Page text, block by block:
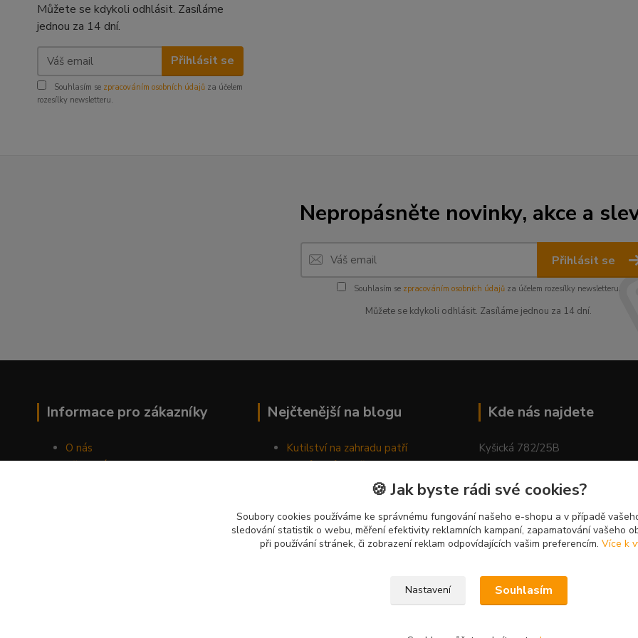
Můžete se kdykoli odhlásit. Zasíláme
jednou za 14 dní.
Přihlásit se
Souhlasím se zpracováním osobních údajů za účelem
rozesílky newsletteru.
Nepropásněte novinky, akce a
Přihlásit se
Souhlasím se zpracováním osobních údajůza účelem rozesílky newsletteru.
Můžete se kdykoli odhlásit. Zasíláme jednou za 14 dní.
Informace pro zákazníky
O nás
Vše o nákupu
Nejčtenější na blogu
Kutilství na zahradu patří
10 důvodů, proč relaxovat
chozením do přírody
Jak správně pěstovat tulipány
Náhodně generovaný článek
Kde nás najdete
Kyšická 782/25B
🍪 Jak byste rádi své cookies?
Soubory cookies používáme ke správnému fungování našeho e-shopu a v případě
sledování statistik o webu, měření efektivity reklamních kampaní, zapamatování vašeho
při používání stránek, či zobrazení reklam odpovídajících vašim preferencím. Více k
Nastavení Souhlasím